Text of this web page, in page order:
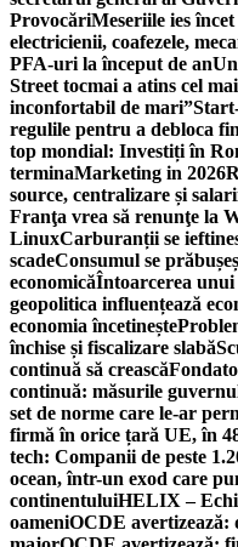
ProvocăriMeseriile ies
electricienii, coafezele,
PFA-uri la început de an
Street tocmai a atins cel
inconfortabil de mari”
regulile pentru a debloca
top mondial: Investiți în
terminaMarketing in 2026
source, centralizare și
Franţa vrea să renunţe la
LinuxCarburanții se
scadeConsumul se
economicăÎntoarcerea
geopolitica influențează
economia încetinește
închise și fiscalizare slabă
continuă să crească
continuă: măsurile
set de norme care le-ar
firmă în orice țară UE, în
tech: Companii de peste
ocean, într-un exod care
continentuluiHELIX –
oameniOCDE avertizează: